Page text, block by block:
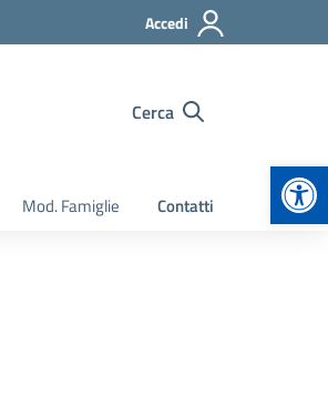
Accedi
Cerca
Mod. Famiglie Contatti